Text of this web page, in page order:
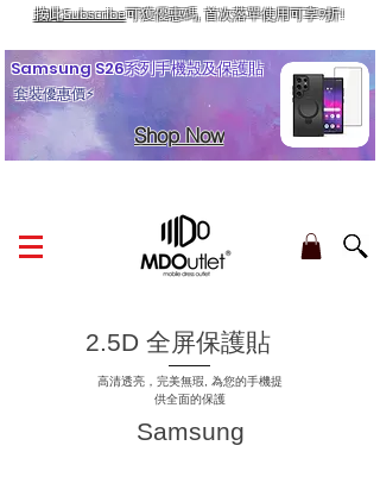
按此Subscribe可獲優惠碼, 首次落單使用可享9折!
Samsung S26系列手機殼及保護貼
套裝優惠價⚡
Shop Now
2.5D 全屏保護貼
高清透亮，完美無瑕, 為您的手機提
供全面的保護
Samsung